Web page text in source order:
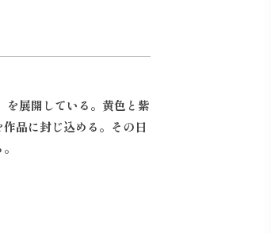
展開している。黄色と紫
品に封じ込める。その日